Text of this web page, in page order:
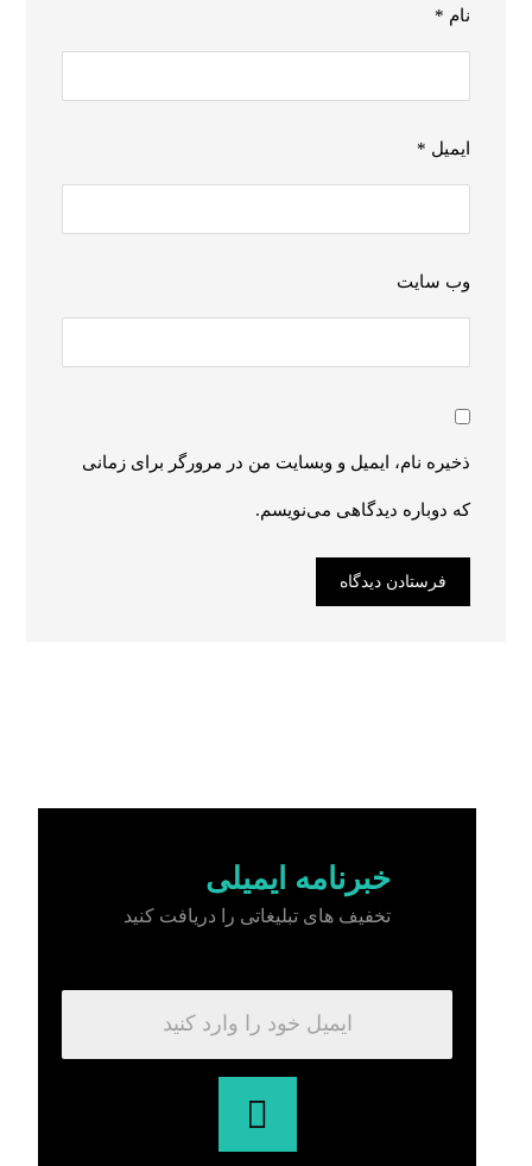
نام *
ایمیل *
وب‌ سایت
ذخیره نام، ایمیل و وبسایت من در مرورگر برای زمانی
که دوباره دیدگاهی می‌نویسم.
فرستادن دیدگاه
خبرنامه ایمیلی
تخفیف های تبلیغاتی را دریافت کنید